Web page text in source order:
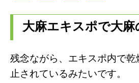
i
t
l
g
n
大麻エキスポで大麻
残念ながら、エキスポ内で乾
止されているみたいです。